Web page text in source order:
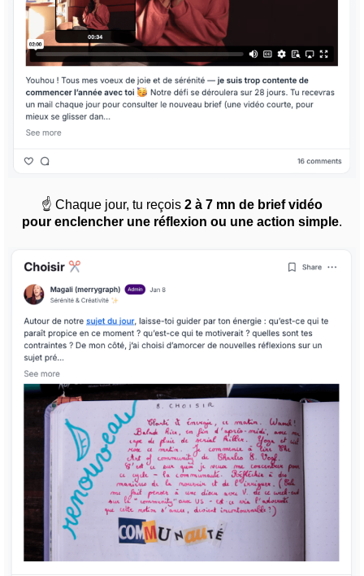
☝️ Chaque jour, tu reçois 2 à 7 mn de brief vidéo
pour enclencher une réflexion ou une action simple.